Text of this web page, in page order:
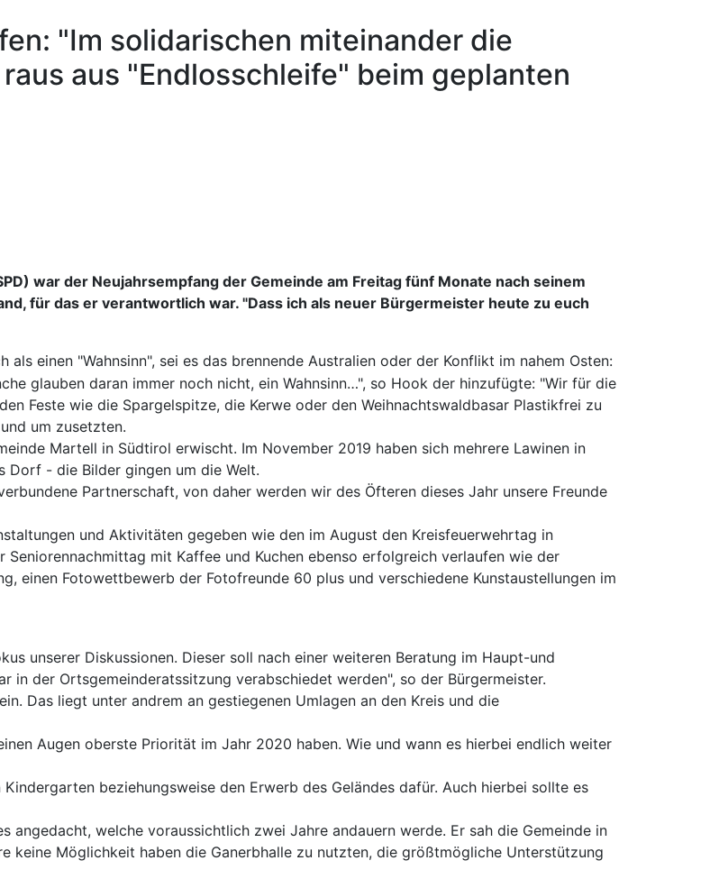
"Im solidarischen miteinander die
aus "Endlosschleife" beim geplanten
war der Neujahrsempfang der Gemeinde am Freitag fünf Monate nach seinem
für das er verantwortlich war. "Dass ich als neuer Bürgermeister heute zu euch
als einen "Wahnsinn", sei es das brennende Australien oder der Konflikt im nahem Osten:
glauben daran immer noch nicht, ein Wahnsinn…", so Hook der hinzufügte: "Wir für die
Feste wie die Spargelspitze, die Kerwe oder den Weihnachtswaldbasar Plastikfrei zu
um zusetzten.
Martell in Südtirol erwischt. Im November 2019 haben sich mehrere Lawinen in
Dorf - die Bilder gingen um die Welt.
Partnerschaft, von daher werden wir des Öfteren dieses Jahr unsere Freunde
und Aktivitäten gegeben wie den im August den Kreisfeuerwehrtag in
mit Kaffee und Kuchen ebenso erfolgreich verlaufen wie der
einen Fotowettbewerb der Fotofreunde 60 plus und verschiedene Kunstaustellungen im
unserer Diskussionen. Dieser soll nach einer weiteren Beratung im Haupt-und
in der Ortsgemeinderatssitzung verabschiedet werden", so der Bürgermeister.
Das liegt unter andrem an gestiegenen Umlagen an den Kreis und die
Augen oberste Priorität im Jahr 2020 haben. Wie und wann es hierbei endlich weiter
beziehungsweise den Erwerb des Geländes dafür. Auch hierbei sollte es
angedacht, welche voraussichtlich zwei Jahre andauern werde. Er sah die Gemeinde in
keine Möglichkeit haben die Ganerbhalle zu nutzten, die größtmögliche Unterstützung